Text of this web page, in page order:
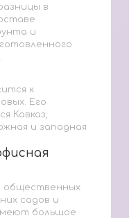
в
и
к
Его
Кавказ,
и западная
общественных
садов и
большое